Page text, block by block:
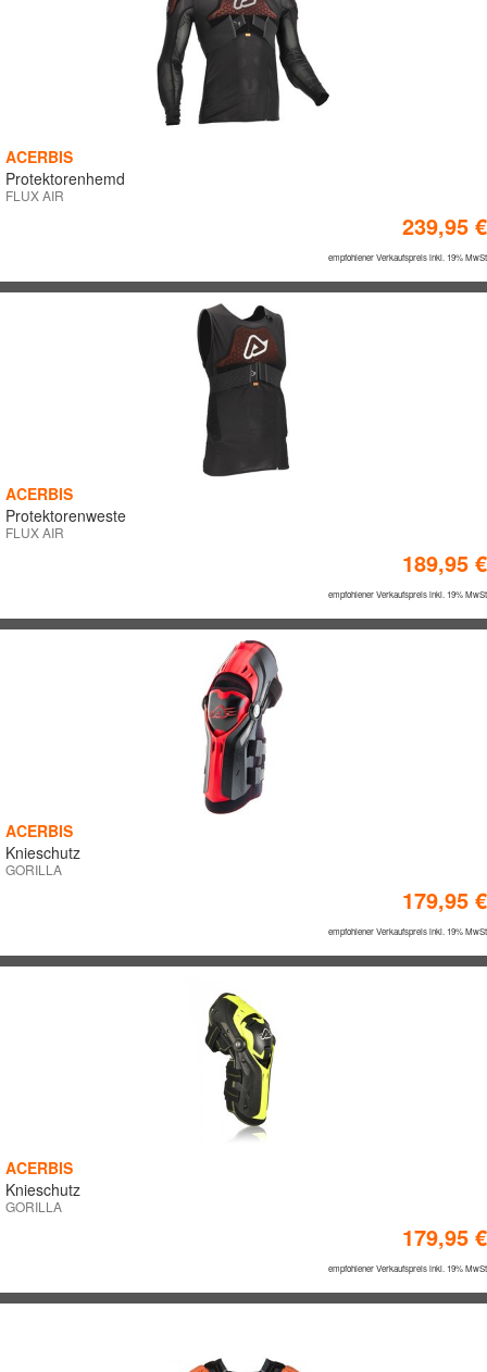
ACERBIS
Protektorenhemd
FLUX AIR
239,95 €
empfohlener Verkaufspreis inkl. 19% MwSt
ACERBIS
Protektorenweste
FLUX AIR
189,95 €
empfohlener Verkaufspreis inkl. 19% MwSt
ACERBIS
Knieschutz
GORILLA
179,95 €
empfohlener Verkaufspreis inkl. 19% MwSt
ACERBIS
Knieschutz
GORILLA
179,95 €
empfohlener Verkaufspreis inkl. 19% MwSt